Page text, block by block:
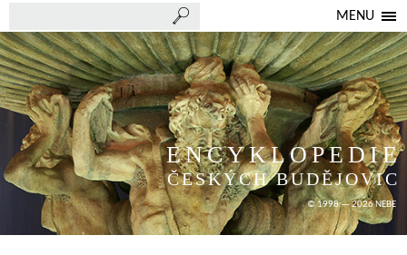
MENU
ENCYKLOPEDIE
ČESKÝCH BUDĚJOVIC
© 1998 — 2026 NEBE